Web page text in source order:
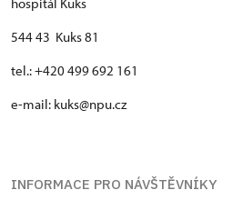
544 43 Kuks 81
tel.: +420 499 692 161
e-mail: kuks@npu.cz
INFORMACE PRO NÁVŠTĚVNÍKY